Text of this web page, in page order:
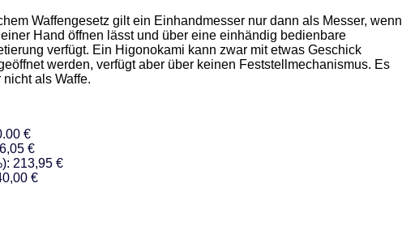
Waffengesetz gilt ein Einhandmesser nur dann als Messer, wenn
Hand öffnen lässt und über eine einhändig bedienbare
verfügt. Ein Higonokami kann zwar mit etwas Geschick
werden, verfügt aber über keinen Feststellmechanismus. Es
als Waffe.
€
€
213,95 €
€